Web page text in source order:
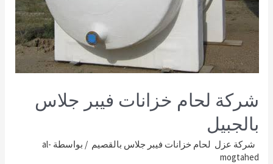
شركة لحام خزانات فيبر جلاس
بالجبيل
شركة عزل لحام خزانات فيبر جلاس بالقصيم / بواسطة al-
mogtahed